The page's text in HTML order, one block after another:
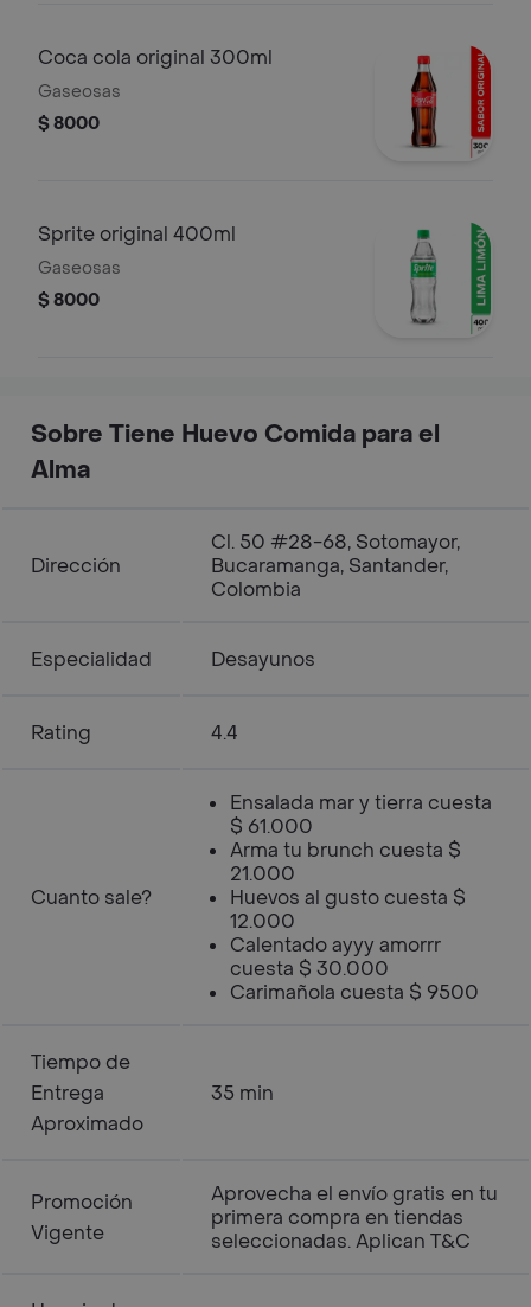
Coca cola original 300ml
Gaseosas
$ 8000
Sprite original 400ml
Gaseosas
$ 8000
Sobre Tiene Huevo Comida para el
Alma
Dirección
Cl. 50 #28-68, Sotomayor,
Bucaramanga, Santander,
Colombia
Especialidad Desayunos
Rating 4.4
Cuanto sale?
Ensalada mar y tierra cuesta
$ 61.000
Arma tu brunch cuesta $
21.000
Huevos al gusto cuesta $
12.000
Calentado ayyy amorrr
cuesta $ 30.000
Carimañola cuesta $ 9500
Tiempo de
Entrega
Aproximado
35 min
Promoción
Vigente
Aprovecha el envío gratis en tu
primera compra en tiendas
seleccionadas. Aplican T&C